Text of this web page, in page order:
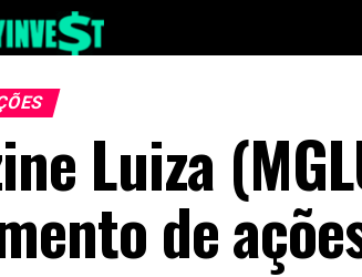
Luiza
de